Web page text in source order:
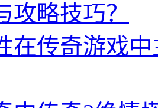
攻略技巧？
在传奇游戏